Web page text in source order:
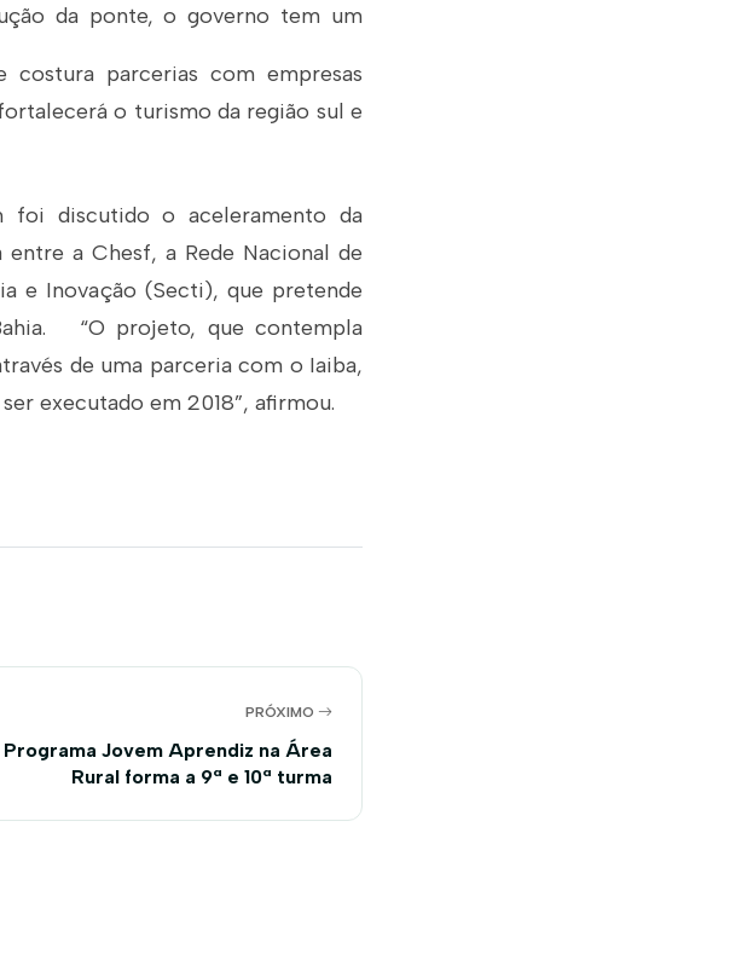
da ponte, o governo tem um
parcerias com empresas
o turismo da região sul e
foi discutido o aceleramento da
a Chesf, a Rede Nacional de
e Inovação (Secti), que pretende
“O projeto, que contempla
de uma parceria com o Iaiba,
executado em 2018”, afirmou.
PRÓXIMO
Programa Jovem Aprendiz na Área
Rural forma a 9ª e 10ª turma